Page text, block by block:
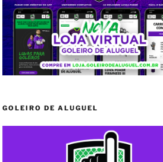
GOLEIRO DE ALUGUEL